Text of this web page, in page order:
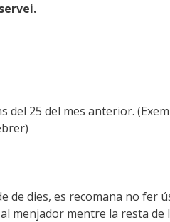
25 del mes anterior.
dies, es recomana no fer
menjador mentre la resta